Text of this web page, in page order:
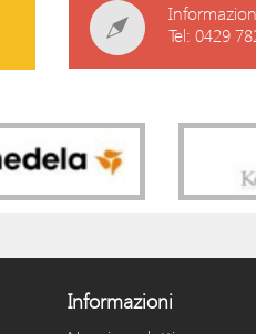
Tel: 0429
Informazioni